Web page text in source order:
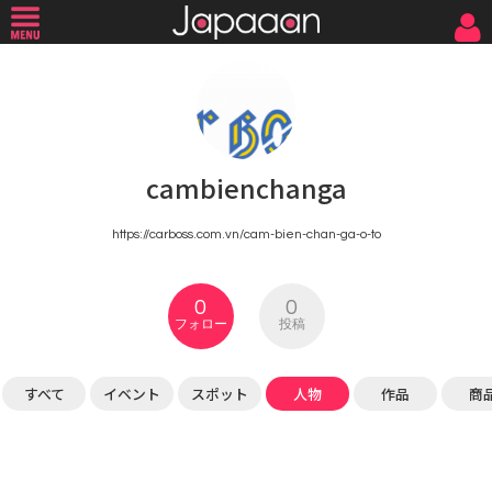
cambienchanga
https://carboss.com.vn/cam-bien-chan-ga-o-to
0
フォロー
0
投稿
すべて イベント スポット 人物 作品 商